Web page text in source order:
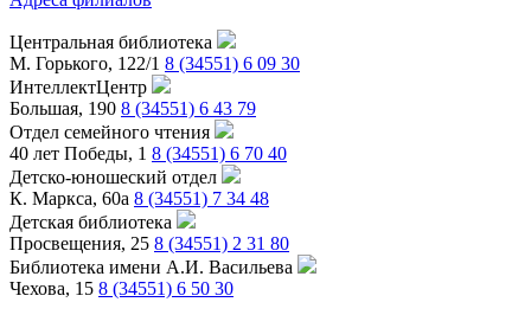
Центральная библиотека
М. Горького, 122/1 8 (34551) 6 09 30
ИнтеллектЦентр
Большая, 190 8 (34551) 6 43 79
Отдел семейного чтения
40 лет Победы, 1 8 (34551) 6 70 40
Детско-юношеский отдел
К. Маркса, 60а 8 (34551) 7 34 48
Детская библиотека
Просвещения, 25 8 (34551) 2 31 80
Библиотека имени А.И. Васильева
Чехова, 15 8 (34551) 6 50 30